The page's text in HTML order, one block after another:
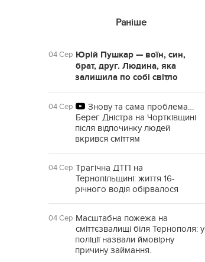
Раніше
04 Сер Юрій Пушкар — воїн, син,
брат, друг. Людина, яка
залишила по собі світло
04 Сер
Знову та сама проблема…
Берег Дністра на Чортківщині
після відпочинку людей
вкрився сміттям
04 Сер Трагічна ДТП на
Тернопільщині: життя 16-
річного водія обірвалося
04 Сер Масштабна пожежа на
сміттєзвалищі біля Тернополя: у
поліції назвали ймовірну
причину займання.